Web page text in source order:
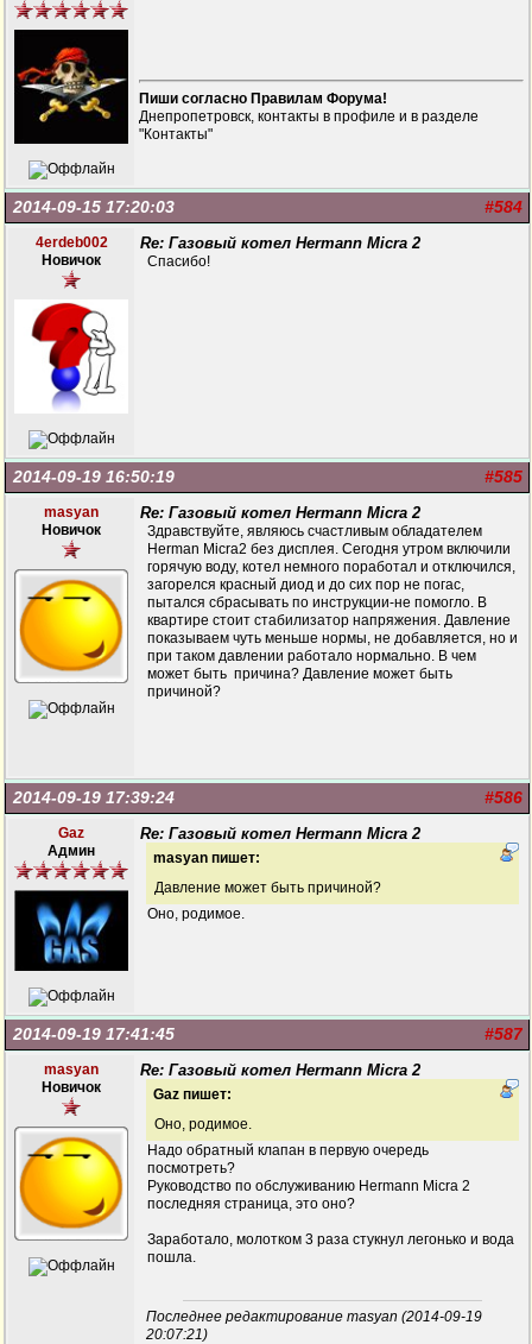
Пиши согласно Правилам Форума!
Днепропетровск, контакты в профиле и в разделе
"Контакты"
#584
2014-09-15 17:20:03
4erdeb002
Новичок
Re: Газовый котел Hermann Micra 2
Спасибо!
#585
2014-09-19 16:50:19
masyan
Новичок
Re: Газовый котел Hermann Micra 2
Здравствуйте, являюсь счастливым обладателем
Herman Micra2 без дисплея. Сегодня утром включили
горячую воду, котел немного поработал и отключился,
загорелся красный диод и до сих пор не погас,
пытался сбрасывать по инструкции-не помогло. В
квартире стоит стабилизатор напряжения. Давление
показываем чуть меньше нормы, не добавляется, но и
при таком давлении работало нормально. В чем
может быть причина? Давление может быть
причиной?
#586
2014-09-19 17:39:24
Gaz
Админ
Re: Газовый котел Hermann Micra 2
masyan пишет:
Давление может быть причиной?
Оно, родимое.
#587
2014-09-19 17:41:45
masyan
Новичок
Re: Газовый котел Hermann Micra 2
Gaz пишет:
Оно, родимое.
Надо обратный клапан в первую очередь
посмотреть?
Руководство по обслуживанию Hermann Micra 2
последняя страница, это оно?
Заработало, молотком 3 раза стукнул легонько и вода
пошла.
Последнее редактирование masyan (2014-09-19
20:07:21)